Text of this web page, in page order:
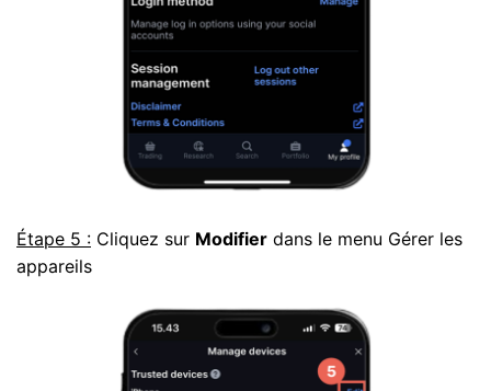
Étape 5 : Cliquez sur Modifier dans le menu Gérer les
appareils